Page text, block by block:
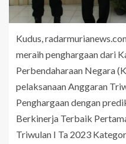
Kudus,
meraih penghargaan dari
Perbendaharaan Negara
pelaksanaan Anggaran
Penghargaan dengan
Berkinerja Terbaik
Triwulan I Ta 2023